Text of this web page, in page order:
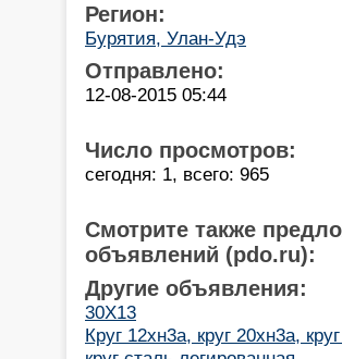
Регион:
Бурятия, Улан-Удэ
Отправлено:
12-08-2015 05:44
Число просмотров:
сегодня: 1, всего: 965
Смотрите также
объявлений (pdo.ru):
Другие объявления:
30Х13
Круг 12хн3а, круг 20хн3а,